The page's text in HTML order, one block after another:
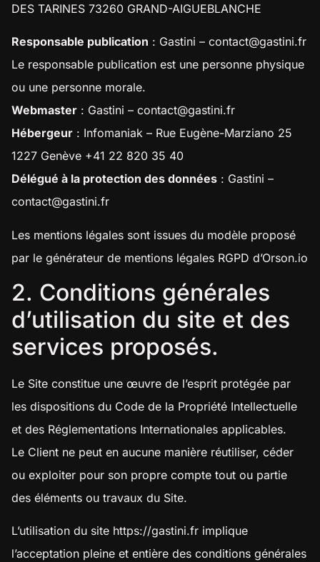
DES TARINES 73260 GRAND-AIGUEBLANCHE
Responsable publication : Gastini – contact@gastini.fr
Le responsable publication est une personne physique
ou une personne morale.
Webmaster : Gastini – contact@gastini.fr
Hébergeur : Infomaniak – Rue Eugène-Marziano 25
1227 Genève +41 22 820 35 40
Délégué à la protection des données : Gastini –
contact@gastini.fr
Les mentions légales sont issues du modèle proposé
par le générateur de mentions légales RGPD d’Orson.io
2. Conditions générales
d’utilisation du site et des
services proposés.
Le Site constitue une œuvre de l’esprit protégée par
les dispositions du Code de la Propriété Intellectuelle
et des Réglementations Internationales applicables.
Le Client ne peut en aucune manière réutiliser, céder
ou exploiter pour son propre compte tout ou partie
des éléments ou travaux du Site.
L’utilisation du site https://gastini.fr implique
l’acceptation pleine et entière des conditions générales